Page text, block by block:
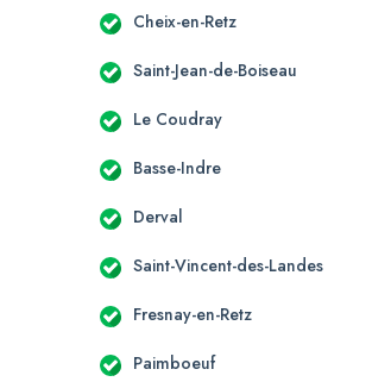
Cheix-en-Retz
Saint-Jean-de-Boiseau
Le Coudray
Basse-Indre
Derval
Saint-Vincent-des-Landes
Fresnay-en-Retz
Paimboeuf